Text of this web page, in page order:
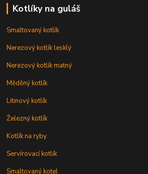
Kotlíky na guláš
Smaltovaný kotlík
Nerezový kotlík lesklý
Nerezový kotlík matný
Měděný kotlík
Litinový kotlík
Železný kotlík
Kotlík na ryby
Servírovací kotlík
Smaltovaný kotel